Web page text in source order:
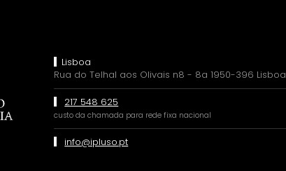
Lisboa
Rua do Telhal aos Olivais n8 - 8a 1950-396 Lisboa
217 548 625
custo da chamada para rede fixa nacional
info@ipluso.pt